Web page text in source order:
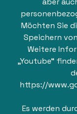
Möchten Sie
Speichern
Weitere
„Youtube“
https://
Es werden